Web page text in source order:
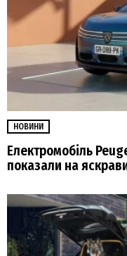
НОВИНИ
Електромобіль
показали на